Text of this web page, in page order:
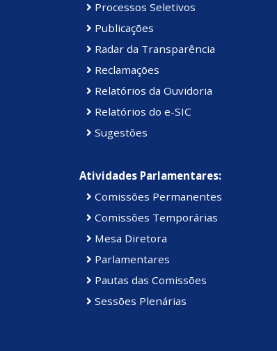
Processos Seletivos
Publicações
Radar da Transparência
Reclamações
Relatórios da Ouvidoria
Relatórios do e-SIC
Sugestões
Atividades Parlamentares:
Comissões Permanentes
Comissões Temporárias
Mesa Diretora
Parlamentares
Pautas das Comissões
Sessões Plenárias